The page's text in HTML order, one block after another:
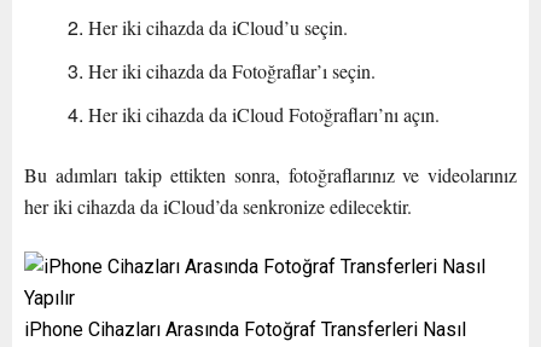
Her iki cihazda da iCloud’u seçin.
Her iki cihazda da Fotoğraflar’ı seçin.
Her iki cihazda da iCloud Fotoğrafları’nı açın.
Bu adımları takip ettikten sonra, fotoğraflarınız ve videolarınız
her iki cihazda da iCloud’da senkronize edilecektir.
iPhone Cihazları Arasında Fotoğraf Transferleri Nasıl